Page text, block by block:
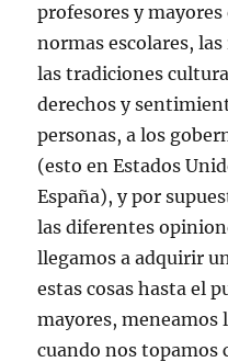
profesores y
normas escolares,
las tradiciones
derechos y
personas, a los
(esto en Estados
España), y por
las diferentes
llegamos a adquirir
estas cosas hasta el
mayores, meneamos
cuando nos topamos